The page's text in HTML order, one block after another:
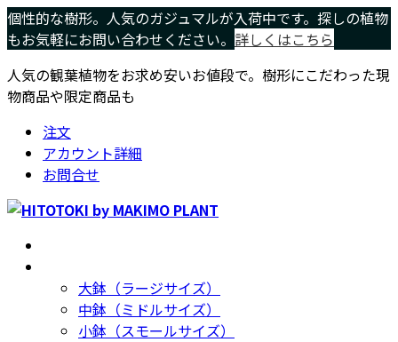
コ
ン
ン
ツ
プ
ナ
ビ
ー
シ
動
個性的な樹形。人気のガジュマルが入荷中です。探しの植物
もお気軽にお問い合わせください。 詳しくはこちら
人気の観葉植物をお求め安いお値段で。樹形にこだわった現
物商品や限定商品も
注文
アカウント詳細
お問合せ
大鉢（ラージサイズ）
中鉢（ミドルサイズ）
小鉢（スモールサイズ）